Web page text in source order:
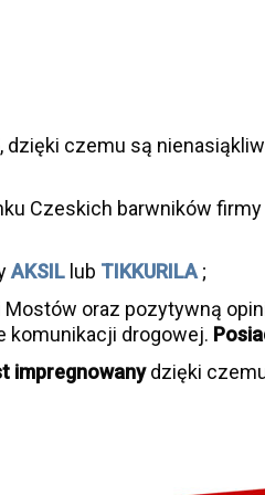
czemu są
Czeskich barwników firmy
AKSIL lub TIKKURILA ;
oraz pozytywną
komunikacji drogowej.
impregnowanydzięki